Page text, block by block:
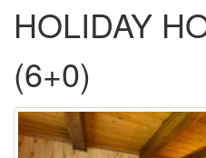
HOLIDAY
(6+0)